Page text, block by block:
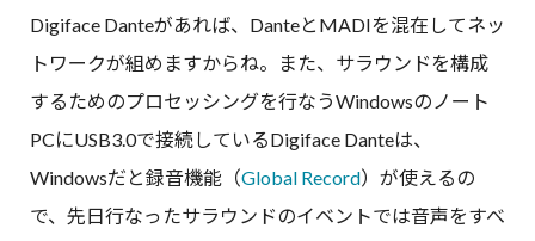
Digiface Danteがあれば、DanteとMADIを混在してネッ
トワークが組めますからね。また、サラウンドを構成
するためのプロセッシングを行なうWindowsのノート
PCにUSB3.0で接続しているDigiface Danteは、
Windowsだと録音機能（Global Record）が使えるの
で、先日行なったサラウンドのイベントでは音声をすべ